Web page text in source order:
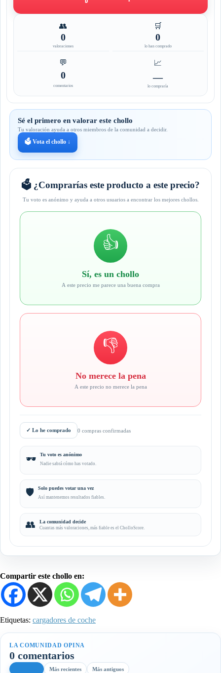
👥
0
valoraciones
🛒
0
lo han comprado
💬
0
comentarios
📈
—
lo compraría
Sé el primero en valorar este chollo
Tu valoración ayuda a otros miembros de la comunidad a decidir.
🗳️ Vota el chollo ↓
🗳️ ¿Comprarías este producto a este precio?
Tu voto es anónimo y ayuda a otros usuarios a encontrar los mejores chollos.
👍
Sí, es un chollo
A este precio me parece una buena compra
👎
No merece la pena
A este precio no merece la pena
✓ Lo he comprado 0 compras confirmadas
🕶️ Tu voto es anónimo
Nadie sabrá cómo has votado.
🛡️ Solo puedes votar una vez
Así mantenemos resultados fiables.
👥 La comunidad decide
Cuantas más valoraciones, más fiable es el CholloScore.
Compartir este chollo en:
Etiquetas: cargadores de coche
LA COMUNIDAD OPINA
0 comentarios
Más recientes Más antiguos